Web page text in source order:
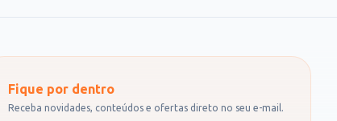
Fique por dentro
Receba novidades, conteúdos e ofertas direto no seu e-mail.